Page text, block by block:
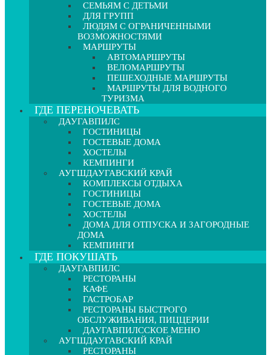
СЕМЬЯМ С ДЕТЬМИ
ДЛЯ ГРУПП
ЛЮДЯМ С ОГРАНИЧЕННЫМИ
ВОЗМОЖНОСТЯМИ
МАРШРУТЫ
АВТОМАРШРУТЫ
ВЕЛОМАРШРУТЫ
ПЕШЕХОДНЫЕ МАРШРУТЫ
МАРШРУТЫ ДЛЯ ВОДНОГО
ТУРИЗМА
ГДЕ ПЕРЕНОЧЕВАТЬ
ДАУГАВПИЛС
ГОСТИНИЦЫ
ГОСТЕВЫЕ ДОМА
ХОСТЕЛЫ
КЕМПИНГИ
АУГШДАУГАВСКИЙ КРАЙ
КОМПЛЕКСЫ ОТДЫХА
ГОСТИНИЦЫ
ГОСТЕВЫЕ ДОМА
ХОСТЕЛЫ
ДОМА ДЛЯ ОТПУСКА И ЗАГОРОДНЫЕ
ДОМА
КЕМПИНГИ
ГДЕ ПОКУШАТЬ
ДАУГАВПИЛС
РЕСТОРАНЫ
КАФЕ
ГАСТРОБАР
РЕСТОРАНЫ БЫСТРОГО
ОБСЛУЖИВАНИЯ, ПИЦЦЕРИИ
ДАУГАВПИЛССКОЕ МЕНЮ
АУГШДАУГАВСКИЙ КРАЙ
РЕСТОРАНЫ